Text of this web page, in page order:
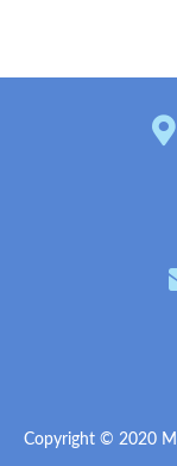
Copyright © 2020